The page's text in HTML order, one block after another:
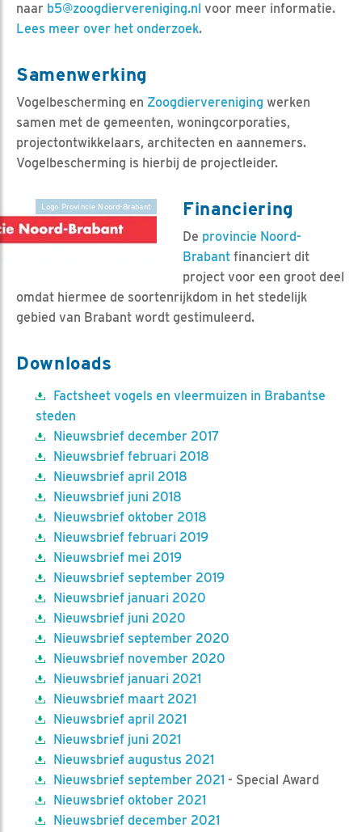
naar b5@zoogdiervereniging.nl voor meer informatie.
Lees meer over het onderzoek.
Samenwerking
Vogelbescherming en Zoogdiervereniging werken
samen met de gemeenten, woningcorporaties,
projectontwikkelaars, architecten en aannemers.
Vogelbescherming is hierbij de projectleider.
Logo Provincie Noord-Brabant Financiering
De provincie Noord-
Brabant financiert dit
project voor een groot deel
omdat hiermee de soortenrijkdom in het stedelijk
gebied van Brabant wordt gestimuleerd.
Downloads
Factsheet vogels en vleermuizen in Brabantse
steden
Nieuwsbrief december 2017
Nieuwsbrief februari 2018
Nieuwsbrief april 2018
Nieuwsbrief juni 2018
Nieuwsbrief oktober 2018
Nieuwsbrief februari 2019
Nieuwsbrief mei 2019
Nieuwsbrief september 2019
Nieuwsbrief januari 2020
Nieuwsbrief juni 2020
Nieuwsbrief september 2020
Nieuwsbrief november 2020
Nieuwsbrief januari 2021
Nieuwsbrief maart 2021
Nieuwsbrief april 2021
Nieuwsbrief juni 2021
Nieuwsbrief augustus 2021
Nieuwsbrief september 2021 - Special Award
Nieuwsbrief oktober 2021
Nieuwsbrief december 2021